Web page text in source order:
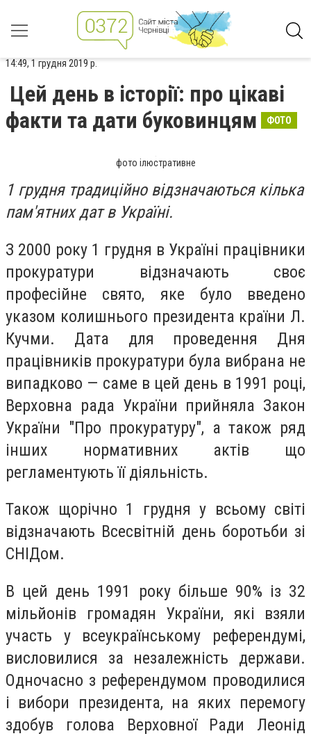
14:49, 1 грудня 2019 р.
Цей день в історії: про цікаві
факти та дати буковинцям
ФОТО
фото ілюстративне
1 грудня традиційно відзначаються кілька
пам'ятних дат в Україні.
З 2000 року 1 грудня в Україні працівники
прокуратури відзначають своє
професійне свято, яке було введено
указом колишнього президента країни Л.
Кучми. Дата для проведення Дня
працівників прокуратури була вибрана не
випадково — саме в цей день в 1991 році,
Верховна рада України прийняла Закон
України "Про прокуратуру", а також ряд
інших нормативних актів що
регламентують її діяльність.
Також щорічно 1 грудня у всьому світі
відзначають Всесвітній день боротьби зі
СНІДом.
В цей день 1991 року більше 90% із 32
мільйонів громадян України, які взяли
участь у всеукраїнському референдумі,
висловилися за незалежність держави.
Одночасно з референдумом проводилися
і вибори президента, на яких перемогу
здобув голова Верховної Ради Леонід